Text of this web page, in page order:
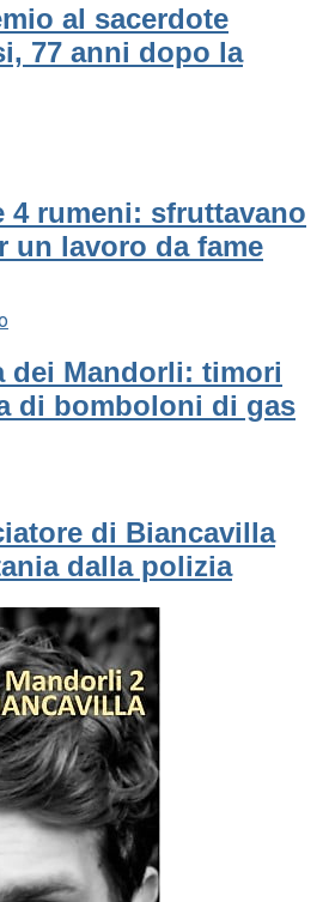
al sacerdote
77 anni dopo la
4 rumeni: sfruttavano
un lavoro da fame
dei Mandorli: timori
di bomboloni di gas
di Biancavilla
dalla polizia